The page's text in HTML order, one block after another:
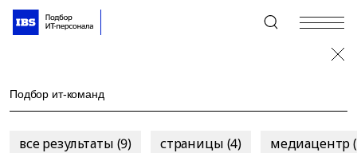
+7 (495) 967-80-80
все результаты (9) страницы (4) медиацентр